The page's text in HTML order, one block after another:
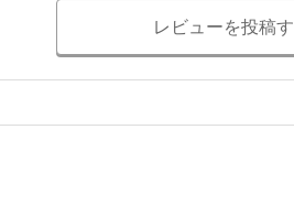
レビューを投稿